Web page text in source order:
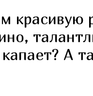
красивую
А